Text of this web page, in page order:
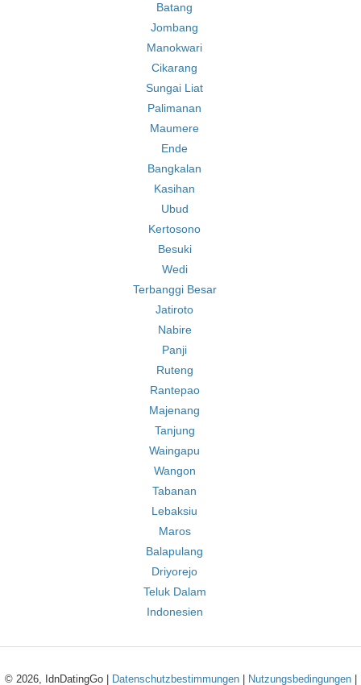
Batang
Jombang
Manokwari
Cikarang
Sungai Liat
Palimanan
Maumere
Ende
Bangkalan
Kasihan
Ubud
Kertosono
Besuki
Wedi
Terbanggi Besar
Jatiroto
Nabire
Panji
Ruteng
Rantepao
Majenang
Tanjung
Waingapu
Wangon
Tabanan
Lebaksiu
Maros
Balapulang
Driyorejo
Teluk Dalam
Indonesien
© 2026, IdnDatingGo | Datenschutzbestimmungen| Nutzungsbedingungen|